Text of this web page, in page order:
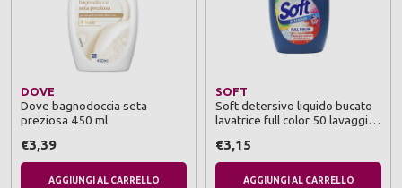
DOVE
Dove bagnodoccia seta
preziosa 450 ml
€3,39
AGGIUNGI AL CARRELLO
SOFT
Soft detersivo liquido bucato
lavatrice full color 50 lavaggi
€3,15
AGGIUNGI AL CARRELLO